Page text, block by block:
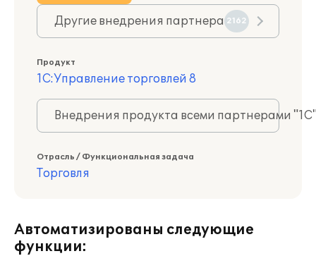
Другие внедрения партнера 2162
Продукт
1С:Управление торговлей 8
Внедрения продукта всеми партнерами
Отрасль / Функциональная задача
Торговля
Автоматизированы следующие
функции: